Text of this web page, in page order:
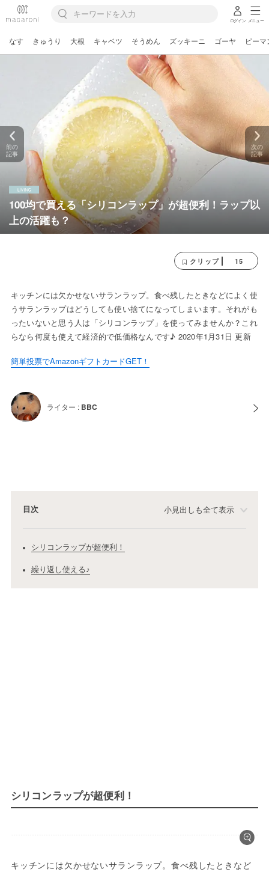
ログイン メニュー
なす きゅうり 大根 キャベツ そうめん ズッキーニ ゴーヤ ピーマ
100均で買える「シリコンラップ」が超便利！ラップ以
上の活躍も？
前の
記事
次の
記事
クリップ 15
キッチンには欠かせないサランラップ。食べ残したときなどによく使
うサランラップはどうしても使い捨てになってしまいます。それがも
ったいないと思う人は「シリコンラップ」を使ってみませんか？これ
らなら何度も使えて経済的で低価格なんです♪ 2020年1月31日 更新
簡単投票でAmazonギフトカードGET！
ライター : BBC
目次 小見出しも全て表示
シリコンラップが超便利！
繰り返し使える♪
シリコンラップが超便利！
キッチンには欠かせないサランラップ。食べ残したときなど